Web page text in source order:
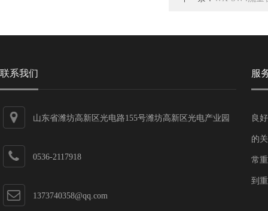
联系我们
山东省潍坊高新区光电路155号潍坊高新区光电产业园
0536-2117918
1373740358@qq.com
服
良
的
常
到